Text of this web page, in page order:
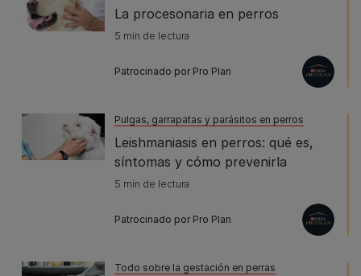
La procesonaria en perros
5 min de lectura
Patrocinado por Pro Plan
Pulgas, garrapatas y parásitos en perros
Leishmaniasis en perros: qué es,
síntomas y cómo prevenirla
5 min de lectura
Patrocinado por Pro Plan
Todo sobre la gestación en perras